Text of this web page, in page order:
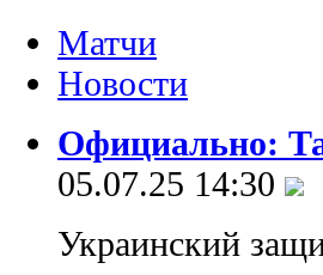
Матчи
Новости
Официально:
05.07.25 14:30
Украинский